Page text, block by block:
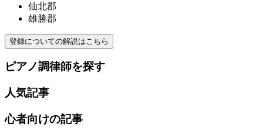
仙北郡
雄勝郡
登録についての解説はこちら
ピアノ調律師を探す
人気記事
心者向けの記事